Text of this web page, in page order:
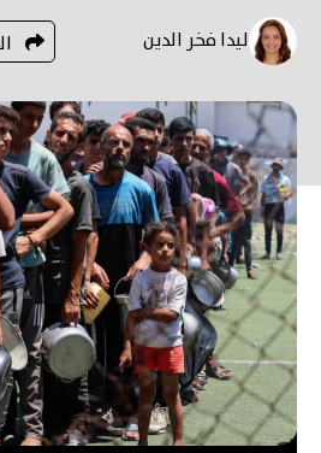
ليدا فخر الدين